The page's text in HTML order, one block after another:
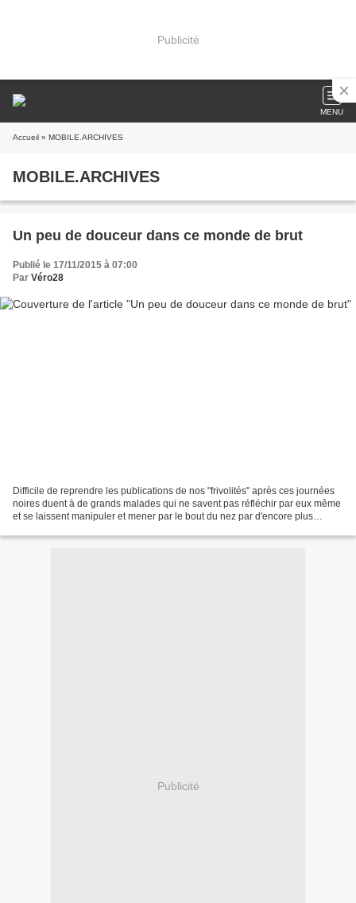
Publicité
MENU
Accueil » MOBILE.ARCHIVES
MOBILE.ARCHIVES
Un peu de douceur dans ce monde de brut
Publié le 17/11/2015 à 07:00
Par Véro28
Difficile de reprendre les publications de nos "frivolités" après ces journées
noires duent à de grands malades qui ne savent pas réfléchir par eux même
et se laissent manipuler et mener par le bout du nez par d'encore plus
Publicité